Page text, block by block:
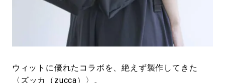
ウィットに優れたコラボを、絶えず製作してきた
〈 ズッカ（zucca） 〉。